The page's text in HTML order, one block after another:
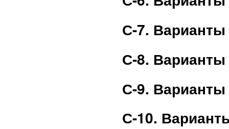
С-7. Варианты
С-8. Варианты
С-9. Варианты
С-10.